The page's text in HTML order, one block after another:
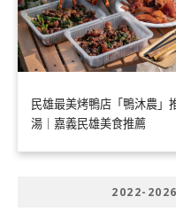
民雄最美烤鴨店「鴨沐農」
湯｜嘉義民雄美食推薦
2022-2026